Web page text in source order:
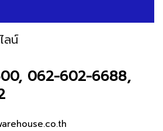
ลน์
062-602-6688,